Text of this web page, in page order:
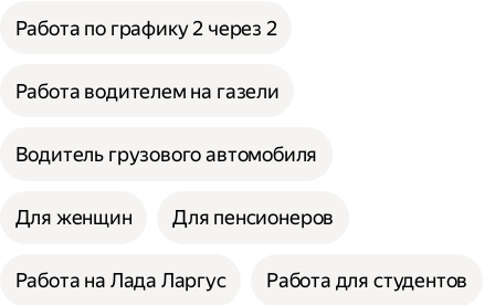
Работа по графику 2 через 2
Работа водителем на газели
Водитель грузового автомобиля
Для женщин Для пенсионеров
Работа на Лада Ларгус Работа для студентов